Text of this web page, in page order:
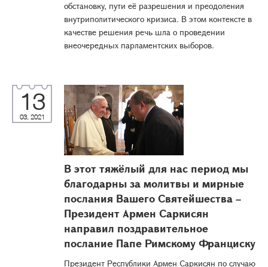
обстановку, пути её разрешения и преодоления
внутриполитического кризиса. В этом контексте в
качестве решения речь шла о проведении
внеочередных парламентских выборов.
13
03, 2021
В этот тяжёлый для нас период мы
благодарны за молитвы и мирные
послания Вашего Святейшества –
Президент Армен Саркисян
направил поздравительное
послание Папе Римскому Франциску
Президент Республики Армен Саркисян по случаю